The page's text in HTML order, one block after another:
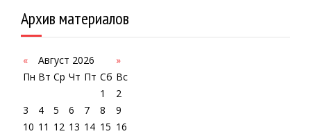
Архив материалов
« Август 2026
»
Пн Вт Ср Чт Пт Сб Вс
1
2
3
4 5 6 7 8
9
10 11 12 13 14 15 16